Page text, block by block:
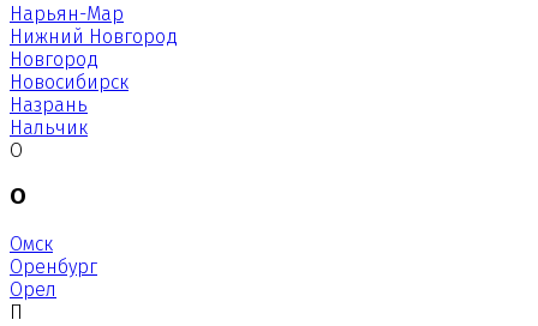
Нарьян-Мар
Нижний Новгород
Новгород
Новосибирск
Назрань
Нальчик
О
О
Омск
Оренбург
Орел
П